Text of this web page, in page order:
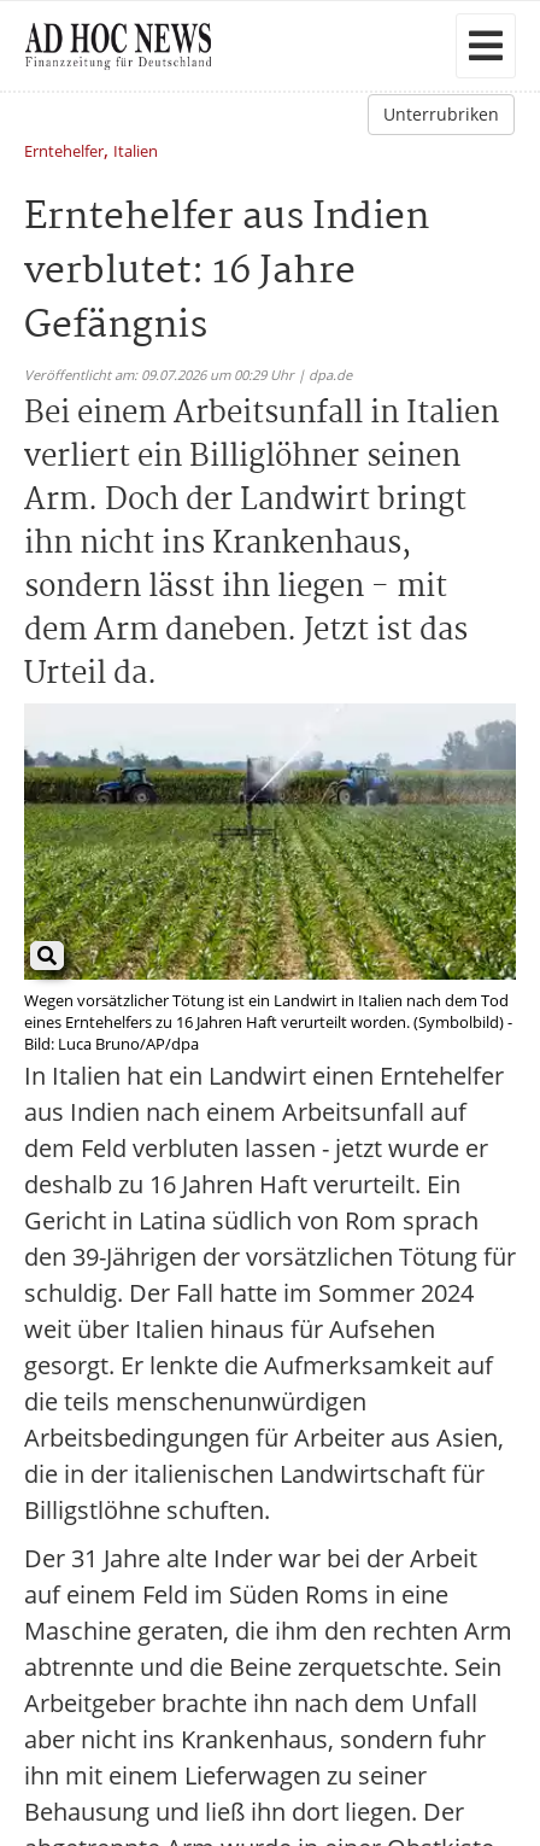
Unterrubriken
Erntehelfer, Italien
Erntehelfer aus Indien
verblutet: 16 Jahre
Gefängnis
Veröffentlicht am: 09.07.2026 um 00:29 Uhr | dpa.de
Bei einem Arbeitsunfall in Italien
verliert ein Billiglöhner seinen
Arm. Doch der Landwirt bringt
ihn nicht ins Krankenhaus,
sondern lässt ihn liegen - mit
dem Arm daneben. Jetzt ist das
Urteil da.
Wegen vorsätzlicher Tötung ist ein Landwirt in Italien nach dem Tod
eines Erntehelfers zu 16 Jahren Haft verurteilt worden. (Symbolbild) -
Bild: Luca Bruno/AP/dpa
In Italien hat ein Landwirt einen Erntehelfer
aus Indien nach einem Arbeitsunfall auf
dem Feld verbluten lassen - jetzt wurde er
deshalb zu 16 Jahren Haft verurteilt. Ein
Gericht in Latina südlich von Rom sprach
den 39-Jährigen der vorsätzlichen Tötung für
schuldig. Der Fall hatte im Sommer 2024
weit über Italien hinaus für Aufsehen
gesorgt. Er lenkte die Aufmerksamkeit auf
die teils menschenunwürdigen
Arbeitsbedingungen für Arbeiter aus Asien,
die in der italienischen Landwirtschaft für
Billigstlöhne schuften.
Der 31 Jahre alte Inder war bei der Arbeit
auf einem Feld im Süden Roms in eine
Maschine geraten, die ihm den rechten Arm
abtrennte und die Beine zerquetschte. Sein
Arbeitgeber brachte ihn nach dem Unfall
aber nicht ins Krankenhaus, sondern fuhr
ihn mit einem Lieferwagen zu seiner
Behausung und ließ ihn dort liegen. Der